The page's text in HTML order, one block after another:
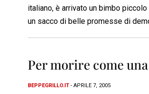
italiano, è arrivato un bimbo
un sacco di belle promesse di
Per morire come
BEPPEGRILLO.IT - APRILE 7, 2005